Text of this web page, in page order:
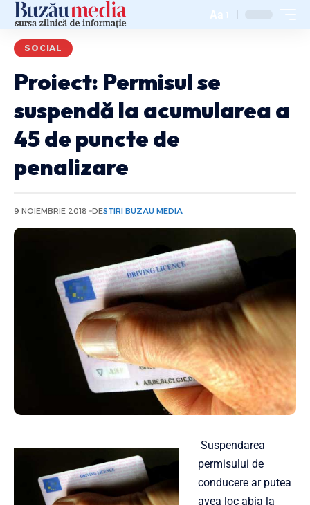
Aa
SOCIAL
Proiect: Permisul se
suspendă la acumularea a
45 de puncte de
penalizare
9 NOIEMBRIE 2018 DESTIRI BUZAU MEDIA
Suspendarea
permisului de
conducere ar putea
avea loc abia la